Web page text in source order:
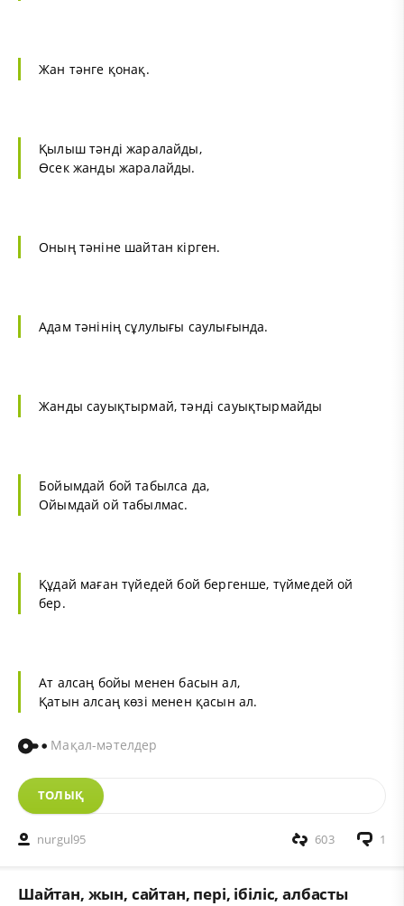
Жан тәнге қонақ.
Қылыш тәнді жаралайды,
Өсек жанды жаралайды.
Оның тәніне шайтан кірген.
Адам тәнінің сұлулығы саулығында.
Жанды сауықтырмай, тәнді сауықтырмайды
Бойымдай бой табылса да,
Ойымдай ой табылмас.
Құдай маған түйедей бой бергенше, түймедей ой
бер.
Ат алсаң бойы менен басын ал,
Қатын алсаң көзі менен қасын ал.
Мақал-мәтелдер
ТОЛЫҚ
nurgul95 1
603
Шайтан, жын, сайтан, пері, ібіліс, албасты